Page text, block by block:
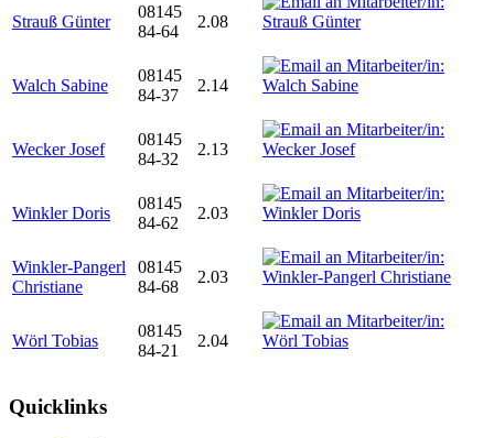
Strauß Günter
08145
84-64
2.08
Walch Sabine
08145
84-37
2.14
Wecker Josef
08145
84-32
2.13
Winkler Doris
08145
84-62
2.03
Winkler-Pangerl
Christiane
08145
84-68
2.03
Wörl Tobias
08145
84-21
2.04
Quicklinks